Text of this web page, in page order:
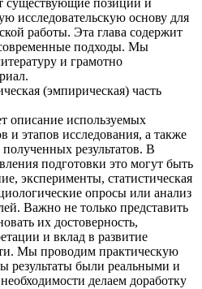
существующие позиции и
исследовательскую основу для
работы. Эта глава содержит
подходы. Мы
и грамотно
(эмпирическая) часть
описание используемых
и этапов исследования, а также
результатов. В
подготовки это могут быть
эксперименты, статистическая
опросы или анализ
Важно не только представить
их достоверность,
и вклад в развитие
Мы проводим практическую
результаты были реальными и
делаем доработку